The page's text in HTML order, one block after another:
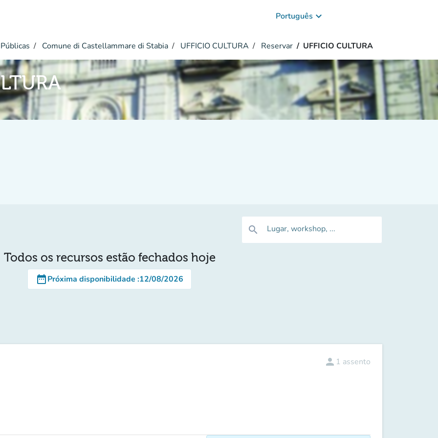
Português keyboard_arrow_down
Comune di Castellammare di Stabia UFFICIO CULTURA Reservar UFFICIO CULTURA
search Lugar, workshop, ...
Todos os recursos estão fechados hoje
date_rangePróxima disponibilidade :12/08/2026
person 1 assento